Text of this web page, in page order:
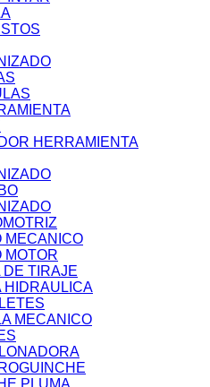
HERRAMIENTA
MECANICO
MOTOR
DE TIRAJE
HIDRAULICA
MECANICO